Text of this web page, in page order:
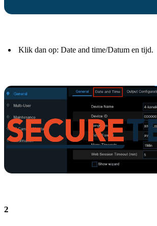
Klik dan op: Date and time/Datum en tijd.
2